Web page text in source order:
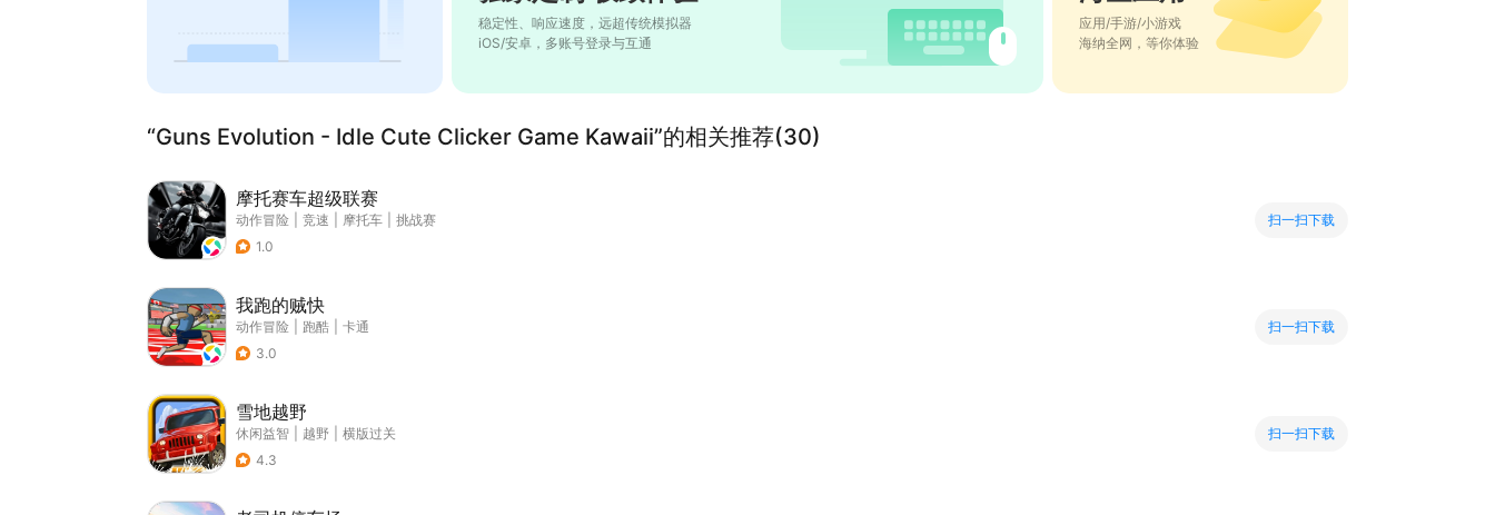
稳定性、响应速度，远超传统模拟器
iOS/安卓，多账号登录与互通
应用/手游/小游戏
海纳全网，等你体验
“Guns Evolution - Idle Cute Clicker Game Kawaii”的相关推荐(30)
摩托赛车超级联赛
动作冒险 竞速 摩托车
挑战赛
1.0
扫一扫下载
我跑的贼快
动作冒险 跑酷
卡通
3.0
扫一扫下载
雪地越野
休闲益智 越野
横版过关
4.3
扫一扫下载